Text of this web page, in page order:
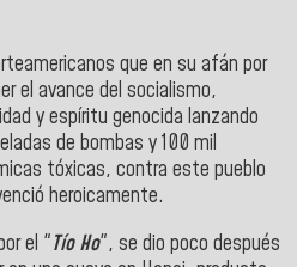
que en su afán por
el avance del socialismo,
y espíritu genocida lanzando
de bombas y 100 mil
tóxicas, contra este pueblo
heroicamente.
el "Tío Ho", se dio poco después